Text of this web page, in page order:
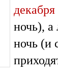
декабря
ночь),
ночь (и